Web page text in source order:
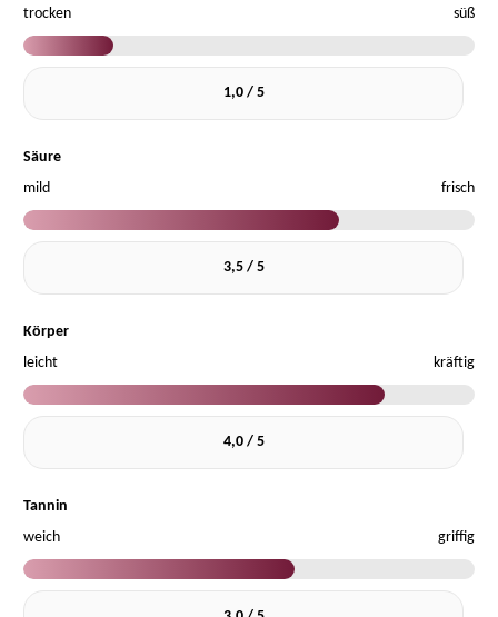
trocken
süß
1,0 / 5
Säure
mild
frisch
3,5 / 5
Körper
leicht
kräftig
4,0 / 5
Tannin
weich
griffig